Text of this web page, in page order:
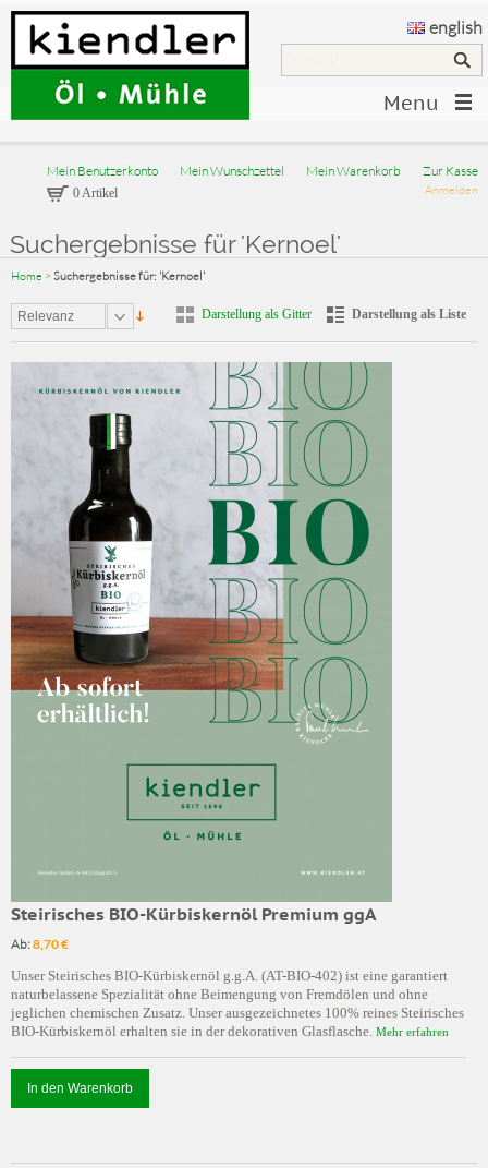
english
Menu
Mein Benutzerkonto Mein Wunschzettel Mein Warenkorb Zur Kasse
Anmelden
0 Artikel
Suchergebnisse für 'Kernoel'
Home > Suchergebnisse für: 'Kernoel'
Relevanz Darstellung als Gitter Darstellung als Liste
Steirisches BIO-Kürbiskernöl Premium ggA
Ab:8,70 €
Unser Steirisches BIO-Kürbiskernöl g.g.A. (AT-BIO-402) ist eine garantiert
naturbelassene Spezialität ohne Beimengung von Fremdölen und ohne
jeglichen chemischen Zusatz. Unser ausgezeichnetes 100% reines Steirisches
BIO-Kürbiskernöl erhalten sie in der dekorativen Glasflasche. Mehr erfahren
In den Warenkorb